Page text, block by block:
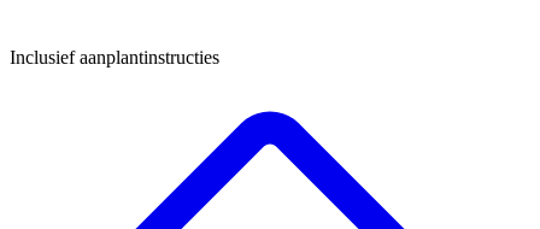
Inclusief aanplantinstructies